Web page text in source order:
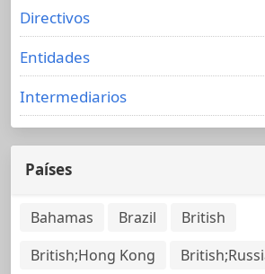
Directivos
Entidades
Intermediarios
Países
Bahamas Brazil
British
British;Hong Kong